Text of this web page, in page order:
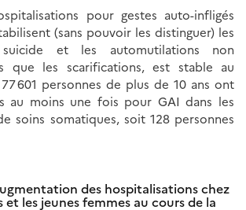
pour gestes auto-infligés
(sans pouvoir les distinguer) les
et les automutilations non
que les scarifications, est stable au
601 personnes de plus de 10 ans ont
au moins une fois pour GAI dans les
soins somatiques, soit 128 personnes
des hospitalisations chez
et les jeunes femmes au cours de la